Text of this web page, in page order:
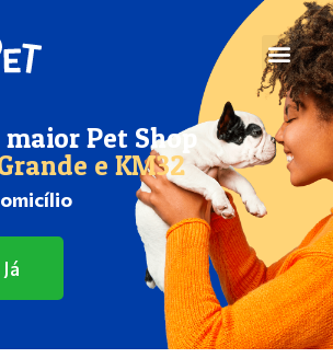
maior Pet Shop
e KM32